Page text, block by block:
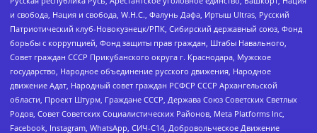
и свобода, Нация и свобода, W.H.С., Фалунь Дафа, Иртыш Ultras, Русский
Патриотический клуб-Новокузнецк/РПК, Сибирский державный союз, Фонд
борьбы с коррупцией, Фонд защиты прав граждан, Штабы Навального,
Совет граждан СССР Прикубанского округа г. Краснодара, Мужское
государство, Народное объединение русского движения, Народное
движение Адат, Народный совет граждан РСФСР СССР Архангельской
области, Проект Штурм, Граждане СССР, Держава Союз Советских Светлых
Родов, Совет Советских Социалистических Районов, Meta Platforms Inc,
Facebook, Instagram, WhatsApp, СИЧ-С14, Добровольческое Движение